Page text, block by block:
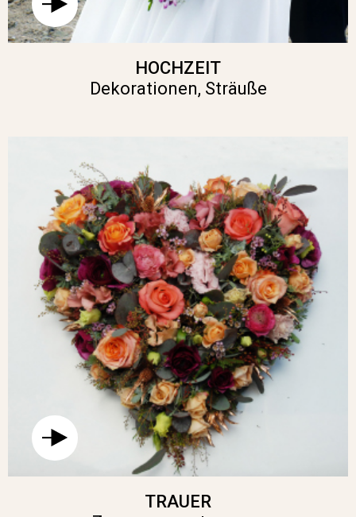
HOCHZEIT
Dekorationen, Sträuße
TRAUER